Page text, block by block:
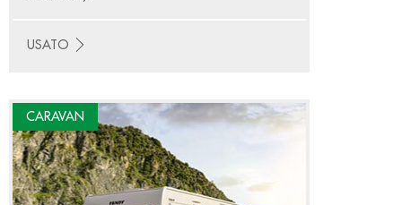
USATO
CARAVAN